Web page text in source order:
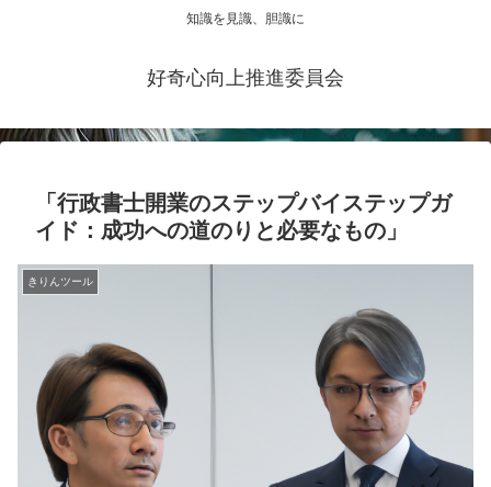
知識を見識、胆識に
好奇心向上推進委員会
「行政書士開業のステップバイステップガ
イド：成功への道のりと必要なもの」
きりんツール